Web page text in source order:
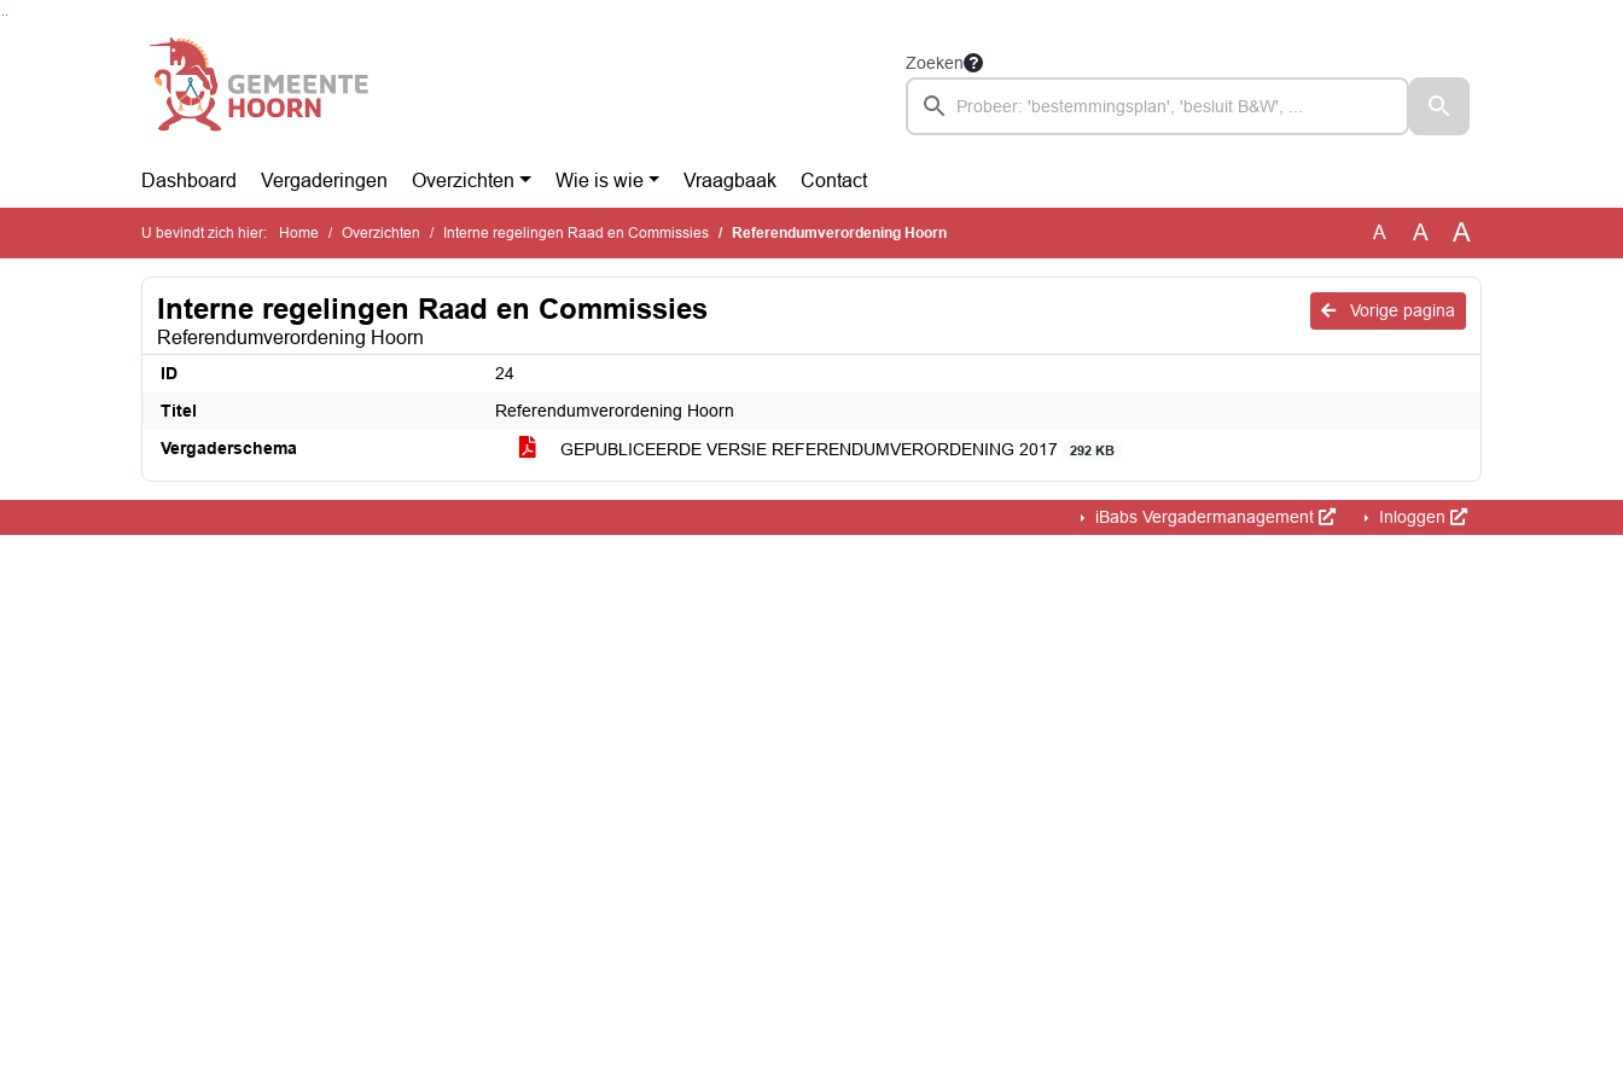
Zoeken
Dashboard Vergaderingen Overzichten Wie is wie Vraagbaak Contact
U bevindt zich hier: Home Overzichten Interne regelingen Raad en Commissies Referendumverordening Hoorn A A A
Vorige pagina
Interne regelingen Raad en Commissies
Referendumverordening Hoorn
ID
24
Titel
Referendumverordening Hoorn
Vergaderschema
GEPUBLICEERDE VERSIE REFERENDUMVERORDENING 2017 292 KB
iBabs Vergadermanagement Inloggen